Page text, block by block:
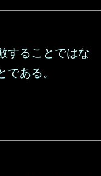
することではな
である。